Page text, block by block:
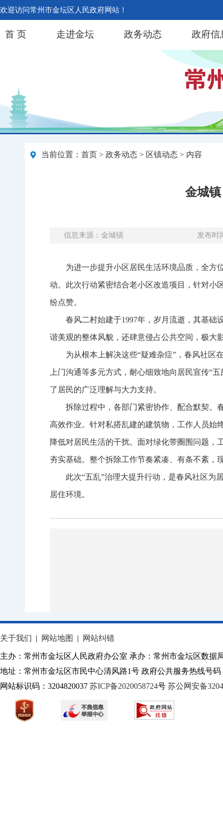
欢迎访问常州市金坛区人民政府网站！
首 页 走进金坛 政务动态 政府信
当前位置： 首页 > 政务动态 > 区镇动态 > 内容
金城
信息来源：金城镇 发布时
为进一步提升小区居民生活环境品质，全方
动。此次行动紧密结合老小区改造项目，针对小
纷点赞。
春风二村始建于1997年，岁月流逝，其基
谐美观的整体风貌，还肆意侵占公共空间，极大
为从根本上解决这些“疑难杂症”，春风社区
上门沟通等多元方式，耐心细致地向居民宣传“
了居民的广泛理解与大力支持。
拆除过程中，各部门紧密协作、配合默契。
高效作业。针对私搭乱建的建筑物，工作人员始
降低对居民生活的干扰。面对绿化带圈围问题
夯实基础。整个拆除工作节奏紧凑、有条不紊，
此次“五乱”治理大提升行动，是春风社区为
居住环境。
关于我们 | 网站地图 | 网站纠错
主办：常州市金坛区人民政府办公室 承办：常州市金坛区数据
地址：常州市金坛区市民中心清风路1号 政府公共服务热线号码
网站标识码：3204820037 苏ICP备2020058724号 苏公网安备